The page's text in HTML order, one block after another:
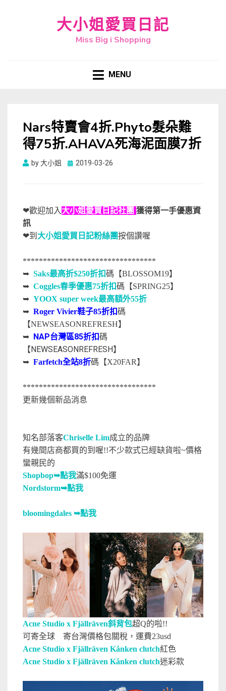
大小姐愛買日記
Miss Big i Shopping
MENU
Nars特賣會4折.Phyto髮朵難
得75折.AHAVA死海泥面膜7折
by大小姐
Posted
2019-03-26
❤歡迎加入 大小姐愛買日記社團 獲得第一手優惠資
訊
❤到 大小姐愛買日記粉絲團按個讚喔
*********************************
➥ Saks最高折$250折扣碼【BLOSSOM19】
➥ Coggles春季優惠75折扣碼【SPRING25】
➥ YOOX super week最高額外55折
➥ Roger Vivier鞋子85折扣碼
【NEWSEASONREFRESH】
➥
NAP台灣區85折扣碼
【NEWSEASONREFRESH】
➥ Farfetch全站8折碼【X20FAR】
*********************************
更新幾個新品消息
知名部落客Chriselle Lim成立的品牌
有幾間店商都買的到喔!!不少款式已經缺貨啦~價格
蠻親民的
Shopbop➥點我滿$100免運
Nordstorm➥點我
bloomingdales ➥點我
Acne Studio x Fjällräven斜背包超Q的啦!!
可寄全球 寄台灣價格包關稅，運費23usd
Acne Studio x Fjällräven Kånken clutch紅色
Acne Studio x Fjällräven Kånken clutch迷彩款